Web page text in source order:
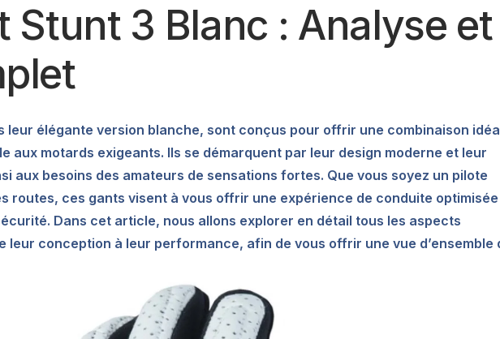
Stunt 3 Blanc : Analyse et
leur élégante version blanche, sont conçus pour offrir une combinaison
aux motards exigeants. Ils se démarquent par leur design moderne et leur
aux besoins des amateurs de sensations fortes. Que vous soyez un pilote
routes, ces gants visent à vous offrir une expérience de conduite optimisée
Dans cet article, nous allons explorer en détail tous les aspects
leur conception à leur performance, afin de vous offrir une vue d’ensemble